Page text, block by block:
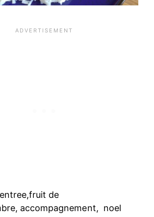
de
accompagnement, noel